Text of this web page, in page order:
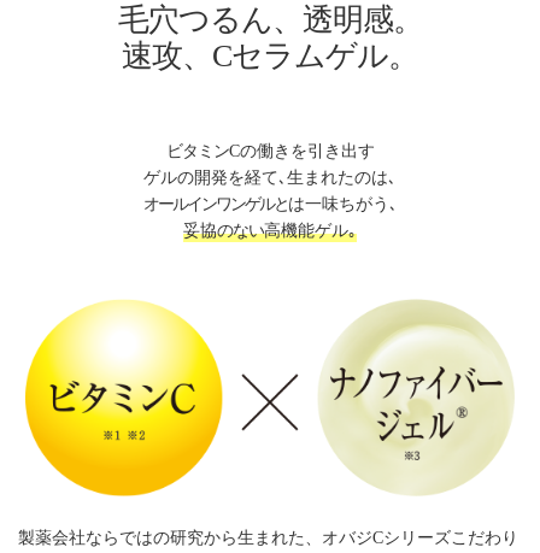
毛穴つるん、透明感。
速攻、Cセラムゲル。
ビタミンCの働きを引き出す
ゲルの開発を経て､生まれたのは､
オールインワンゲルとは一味ちがう､
妥協のない高機能ゲル｡
製薬会社ならではの研究から生まれた、オバジCシリーズこだわり